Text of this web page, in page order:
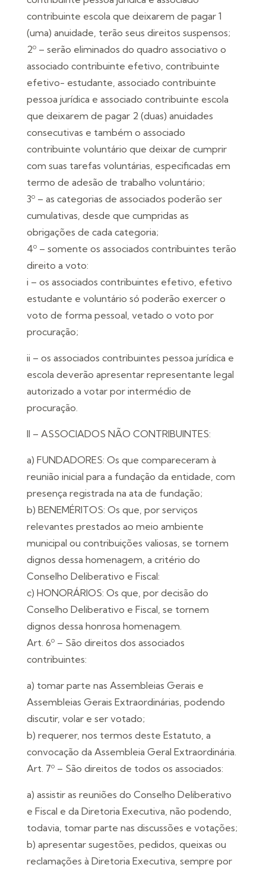
contribuinte escola que deixarem de pagar 1
(uma) anuidade, terão seus direitos suspensos;
2º – serão eliminados do quadro associativo o
associado contribuinte efetivo, contribuinte
efetivo- estudante, associado contribuinte
pessoa jurídica e associado contribuinte escola
que deixarem de pagar 2 (duas) anuidades
consecutivas e também o associado
contribuinte voluntário que deixar de cumprir
com suas tarefas voluntárias, especificadas em
termo de adesão de trabalho voluntário;
3º – as categorias de associados poderão ser
cumulativas, desde que cumpridas as
obrigações de cada categoria;
4º – somente os associados contribuintes terão
direito a voto:
i – os associados contribuintes efetivo, efetivo
estudante e voluntário só poderão exercer o
voto de forma pessoal, vetado o voto por
procuração;
ii – os associados contribuintes pessoa jurídica e
escola deverão apresentar representante legal
autorizado a votar por intermédio de
procuração.
II – ASSOCIADOS NÃO CONTRIBUINTES:
a) FUNDADORES: Os que compareceram à
reunião inicial para a fundação da entidade, com
presença registrada na ata de fundação;
b) BENEMÉRITOS: Os que, por serviços
relevantes prestados ao meio ambiente
municipal ou contribuições valiosas, se tornem
dignos dessa homenagem, a critério do
Conselho Deliberativo e Fiscal:
c) HONORÁRIOS: Os que, por decisão do
Conselho Deliberativo e Fiscal, se tornem
dignos dessa honrosa homenagem.
Art. 6º – São direitos dos associados
contribuintes:
a) tomar parte nas Assembleias Gerais e
Assembleias Gerais Extraordinárias, podendo
discutir, volar e ser votado;
b) requerer, nos termos deste Estatuto, a
convocação da Assembleia Geral Extraordinária.
Art. 7º – São direitos de todos os associados:
a) assistir as reuniões do Conselho Deliberativo
e Fiscal e da Diretoria Executiva, não podendo,
todavia, tomar parte nas discussões e votações;
b) apresentar sugestões, pedidos, queixas ou
reclamações à Diretoria Executiva, sempre por